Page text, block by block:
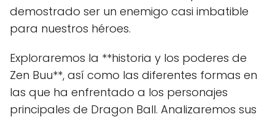
demostrado ser un enemigo casi imbatible
para nuestros héroes.
Exploraremos la **historia y los poderes de
Zen Buu**, así como las diferentes formas en
las que ha enfrentado a los personajes
principales de Dragon Ball. Analizaremos sus